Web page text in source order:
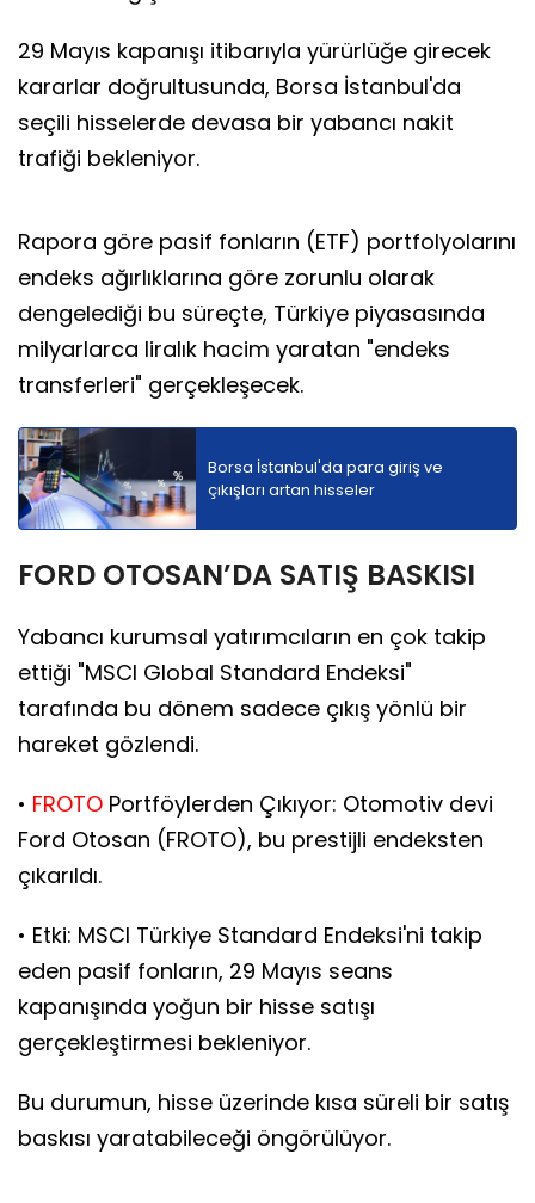
29 Mayıs kapanışı itibarıyla yürürlüğe girecek
kararlar doğrultusunda, Borsa İstanbul'da
seçili hisselerde devasa bir yabancı nakit
trafiği bekleniyor.
Rapora göre pasif fonların (ETF) portfolyolarını
endeks ağırlıklarına göre zorunlu olarak
dengelediği bu süreçte, Türkiye piyasasında
milyarlarca liralık hacim yaratan "endeks
transferleri" gerçekleşecek.
Borsa İstanbul'da para giriş ve
çıkışları artan hisseler
FORD OTOSAN’DA SATIŞ BASKISI
Yabancı kurumsal yatırımcıların en çok takip
ettiği "MSCI Global Standard Endeksi"
tarafında bu dönem sadece çıkış yönlü bir
hareket gözlendi.
• FROTO Portföylerden Çıkıyor: Otomotiv devi
Ford Otosan (FROTO), bu prestijli endeksten
çıkarıldı.
• Etki: MSCI Türkiye Standard Endeksi'ni takip
eden pasif fonların, 29 Mayıs seans
kapanışında yoğun bir hisse satışı
gerçekleştirmesi bekleniyor.
Bu durumun, hisse üzerinde kısa süreli bir satış
baskısı yaratabileceği öngörülüyor.